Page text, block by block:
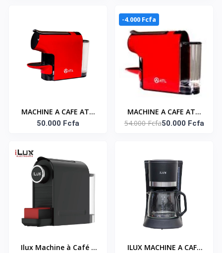
MACHINE A CAFE ATL/
CAPSULE/ RED COLOR/
50.000 Fcfa
-4.000 Fcfa
MACHINE A CAFE ATL/
CAPSULE/ RED COLOR/
54.000 Fcfa50.000 Fcfa
Ilux Machine à Café à
ILUX MACHINE A CAFE